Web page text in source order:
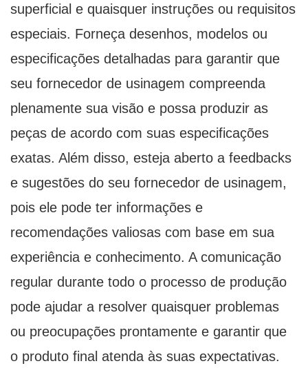
superficial e quaisquer instruções ou requisitos
especiais. Forneça desenhos, modelos ou
especificações detalhadas para garantir que
seu fornecedor de usinagem compreenda
plenamente sua visão e possa produzir as
peças de acordo com suas especificações
exatas. Além disso, esteja aberto a feedbacks
e sugestões do seu fornecedor de usinagem,
pois ele pode ter informações e
recomendações valiosas com base em sua
experiência e conhecimento. A comunicação
regular durante todo o processo de produção
pode ajudar a resolver quaisquer problemas
ou preocupações prontamente e garantir que
o produto final atenda às suas expectativas.